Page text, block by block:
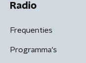
Radio
Frequenties
Programma's